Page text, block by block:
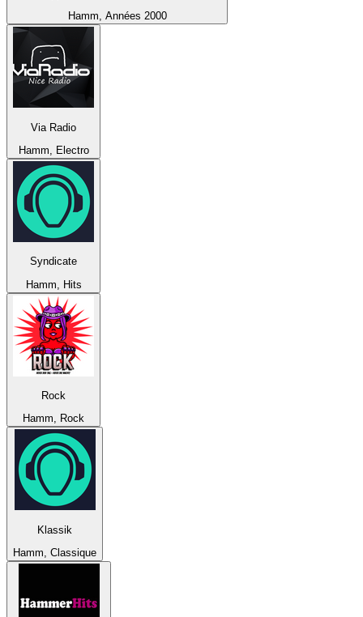
Hamm, Années 2000
Via Radio
Hamm, Electro
Syndicate
Hamm, Hits
Rock
Hamm, Rock
Klassik
Hamm, Classique